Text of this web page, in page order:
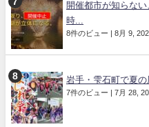
開催都市が知らな
時...
8件のビュー | 8月 9,
岩手・雫石町で夏の
7件のビュー | 7月 28,